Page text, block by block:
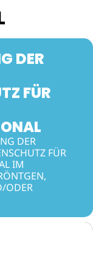
DER
FÜR
DER
FÜR
IM
ODER